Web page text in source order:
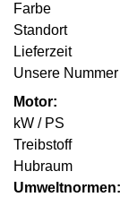
Farbe
Standort
Lieferzeit
Unsere Nummer
Motor:
kW / PS
Treibstoff
Hubraum
Umweltnormen: